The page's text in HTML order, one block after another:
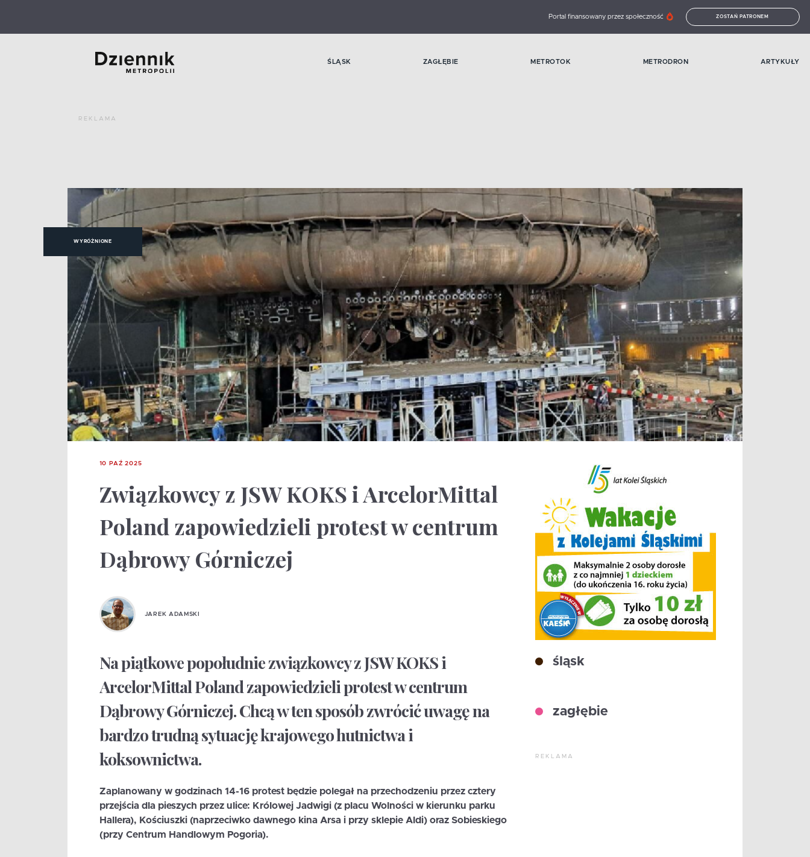
Portal finansowany przez społeczność ZOSTAŃ PATRONEM
ŚLĄSK ZAGŁĘBIE METROTOK METRODRON ARTYKUŁY
REKLAMA
WYRÓŻNIONE
10 PAŹ 2025
Związkowcy z JSW KOKS i ArcelorMittal
Poland zapowiedzieli protest w centrum
Dąbrowy Górniczej
JAREK ADAMSKI
Na piątkowe popołudnie związkowcy z JSW KOKS i
ArcelorMittal Poland zapowiedzieli protest w centrum
Dąbrowy Górniczej. Chcą w ten sposób zwrócić uwagę na
bardzo trudną sytuację krajowego hutnictwa i
koksownictwa.
Zaplanowany w godzinach 14-16 protest będzie polegał na przechodzeniu przez cztery
przejścia dla pieszych przez ulice: Królowej Jadwigi (z placu Wolności w kierunku parku
Hallera), Kościuszki (naprzeciwko dawnego kina Arsa i przy sklepie Aldi) oraz Sobieskiego
(przy Centrum Handlowym Pogoria).
śląsk
zagłębie
REKLAMA